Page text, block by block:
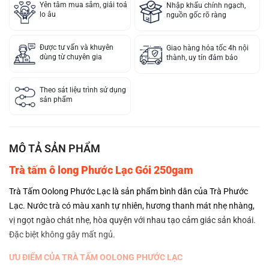
Yên tâm mua sắm, giải toả
lo âu
Nhập khẩu chính ngạch,
nguồn gốc rõ ràng
Được tư vấn và khuyên
dùng từ chuyên gia
Giao hàng hỏa tốc 4h nội
thành, uy tín đảm bảo
Theo sát liệu trình sử dụng
sản phẩm
MÔ TẢ SẢN PHẨM
Trà tấm ô long Phước Lạc Gói 250gam
Trà Tấm Oolong Phước Lạc là sản phẩm bình dân của Trà Phước
Lạc. Nước trà có màu xanh tự nhiên, hương thanh mát nhẹ nhàng,
vị ngọt ngào chát nhẹ, hòa quyện với nhau tạo cảm giác sản khoái.
Đặc biệt không gây mất ngủ.
ƯU ĐIỂM CỦA TRÀ TẤM OOLONG PHƯỚC LẠC